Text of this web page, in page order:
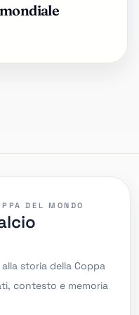
DEL MONDO
storia della Coppa
contesto e memoria